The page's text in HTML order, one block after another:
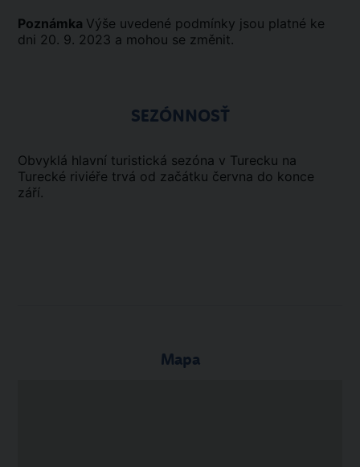
Poznámka Výše uvedené podmínky jsou platné ke
dni 20. 9. 2023 a mohou se změnit.
SEZÓNNOSŤ
Obvyklá hlavní turistická sezóna v Turecku na
Turecké riviéře trvá od začátku června do konce
září.
Mapa